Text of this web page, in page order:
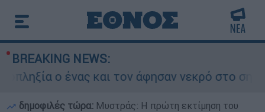
BREAKING NEWS:
ο ένας και τον άφησαν νεκρό στο σημείο
δημοφιλές τώρα: Μυστράς: Η πρώτη εκτίμηση του